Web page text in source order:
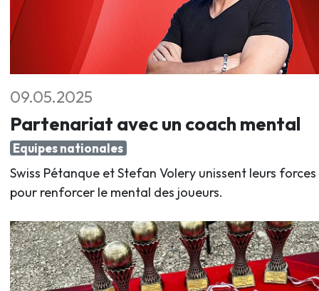
09.05.2025
Partenariat avec un coach mental
Equipes nationales
Swiss Pétanque et Stefan Volery unissent leurs forces
pour renforcer le mental des joueurs.